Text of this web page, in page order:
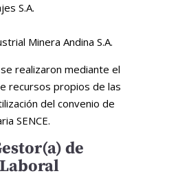
S.A.
Minera Andina S.A.
realizaron mediante el
recursos propios de las
del convenio de
SENCE.
de